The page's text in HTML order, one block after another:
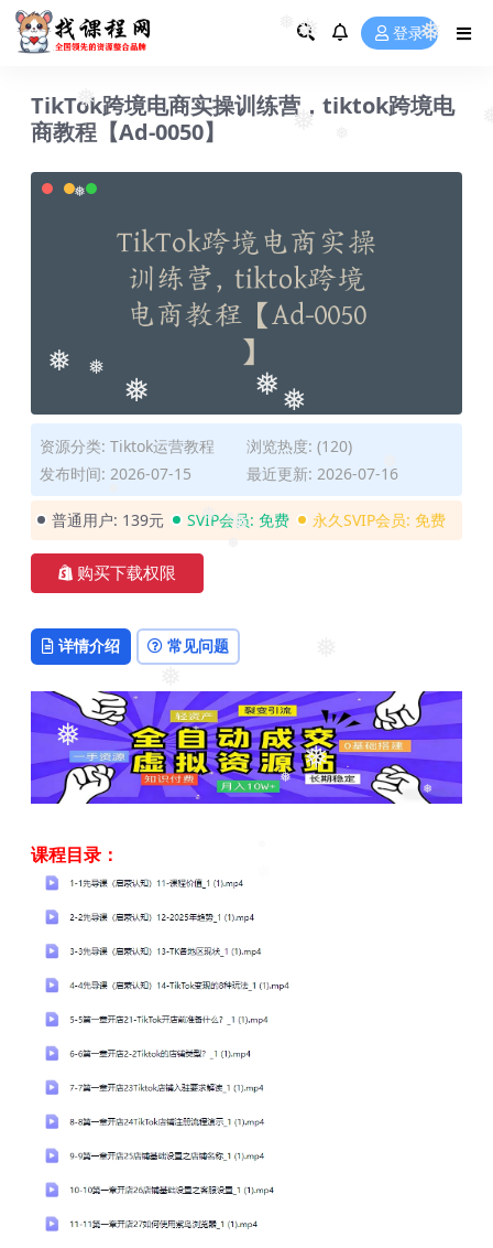
❅
❅
❅
❅
❅
❅
❅
❅
❅
❅
❅
❅
❅
❅
登录
TikTok跨境电商实操训练营，tiktok跨境电
商教程【Ad-0050】
资源分类: Tiktok运营教程
浏览热度: (120)
发布时间: 2026-07-15
最近更新: 2026-07-16
普通用户: 139元 SVIP会员: 免费 永久SVIP会员: 免费
购买下载权限
详情介绍 常见问题
课程目录：